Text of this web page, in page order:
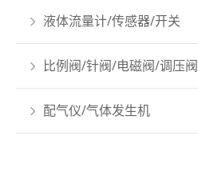
液体流量计/传感器/开关
比例阀/针阀/电磁阀/调压阀
配气仪/气体发生机